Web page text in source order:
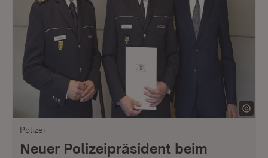
Polizei
Neuer Polizeipräsident beim